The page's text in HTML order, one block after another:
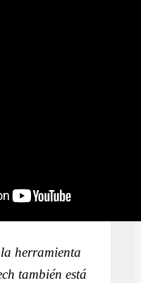
herramienta
también está